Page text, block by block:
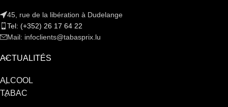
45, rue de la libération à Dudelange
Tel: (+352) 26 17 64 22
Mail: infoclients@tabasprix.lu
ACTUALITÉS
ALCOOL
TABAC